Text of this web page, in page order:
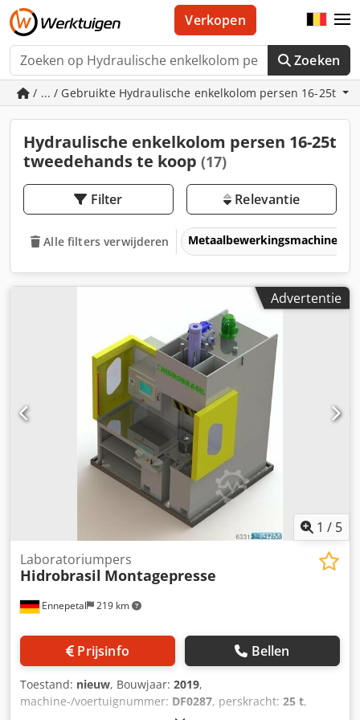
Zoeken
Verkopen
/ ... / Gebruikte Hydraulische enkelkolom persen 16-25t
Hydraulische enkelkolom persen 16-25t
tweedehands te koop (17)
Filter Relevantie
Alle filters verwijderen Metaalbewerkingsmachines
Advertentie
1 / 5
Ennepetal 219 km
Laboratoriumpers
Hidrobrasil Montagepresse
Prijsinfo Bellen
Toestand: nieuw, Bouwjaar: 2019,
machine-/voertuignummer: DF0287, perskracht: 25 t,